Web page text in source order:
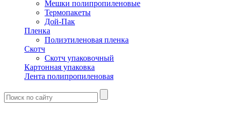
Мешки полипропиленовые
Термопакеты
Дой-Пак
Пленка
Полиэтиленовая пленка
Скотч
Скотч упаковочный
Картонная упаковка
Лента полипропиленовая